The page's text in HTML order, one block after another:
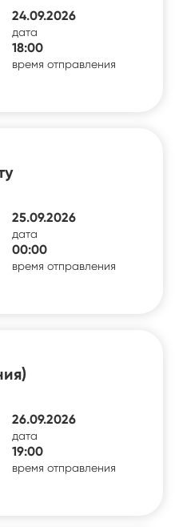
24.09.2026
дата
18:00
время отправления
25.09.2026
дата
00:00
время отправления
26.09.2026
дата
19:00
время отправления